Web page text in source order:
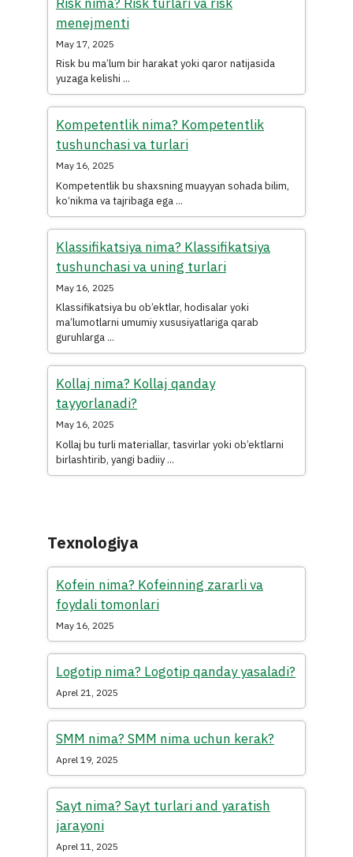
menejmenti
May 17, 2025
Risk bu ma’lum bir harakat yoki qaror natijasida
yuzaga kelishi ...
Kompetentlik nima? Kompetentlik
tushunchasi va turlari
May 16, 2025
Kompetentlik bu shaxsning muayyan sohada bilim,
ko‘nikma va tajribaga ega ...
Klassifikatsiya nima? Klassifikatsiya
tushunchasi va uning turlari
May 16, 2025
Klassifikatsiya bu ob’ektlar, hodisalar yoki
ma’lumotlarni umumiy xususiyatlariga qarab
guruhlarga ...
Kollaj nima? Kollaj qanday
tayyorlanadi?
May 16, 2025
Kollaj bu turli materiallar, tasvirlar yoki ob’ektlarni
birlashtirib, yangi badiiy ...
Texnologiya
Kofein nima? Kofeinning zararli va
foydali tomonlari
May 16, 2025
Logotip nima? Logotip qanday yasaladi?
Aprel 21, 2025
SMM nima? SMM nima uchun kerak?
Aprel 19, 2025
Sayt nima? Sayt turlari and yaratish
jarayoni
Aprel 11, 2025